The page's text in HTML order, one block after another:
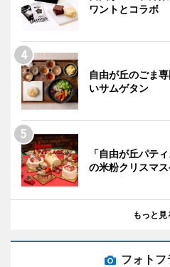
ワントとコラボ
自由が丘のごま
いサムゲタン
「自由が丘パテ
の米粉クリスマ
もっと見
フォトフ